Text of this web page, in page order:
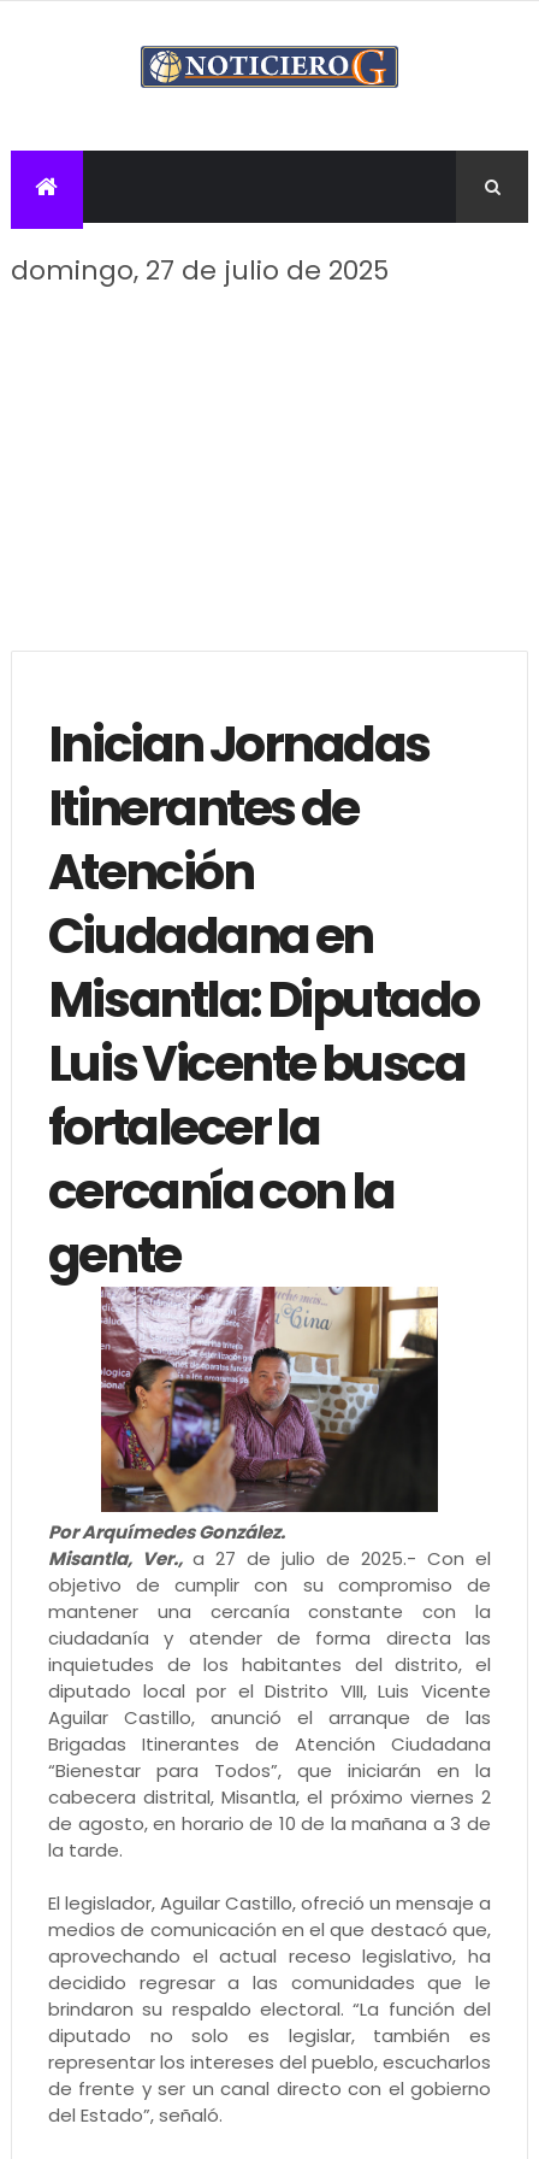
domingo, 27 de julio de 2025
Inician Jornadas
Itinerantes de
Atención
Ciudadana en
Misantla: Diputado
Luis Vicente busca
fortalecer la
cercanía con la
gente
Por Arquímedes González.
Misantla, Ver., a 27 de julio de 2025.- Con el
objetivo de cumplir con su compromiso de
mantener una cercanía constante con la
ciudadanía y atender de forma directa las
inquietudes de los habitantes del distrito, el
diputado local por el Distrito VIII, Luis Vicente
Aguilar Castillo, anunció el arranque de las
Brigadas Itinerantes de Atención Ciudadana
“Bienestar para Todos”, que iniciarán en la
cabecera distrital, Misantla, el próximo viernes 2
de agosto, en horario de 10 de la mañana a 3 de
la tarde.
El legislador, Aguilar Castillo, ofreció un mensaje a
medios de comunicación en el que destacó que,
aprovechando el actual receso legislativo, ha
decidido regresar a las comunidades que le
brindaron su respaldo electoral. “La función del
diputado no solo es legislar, también es
representar los intereses del pueblo, escucharlos
de frente y ser un canal directo con el gobierno
del Estado”, señaló.